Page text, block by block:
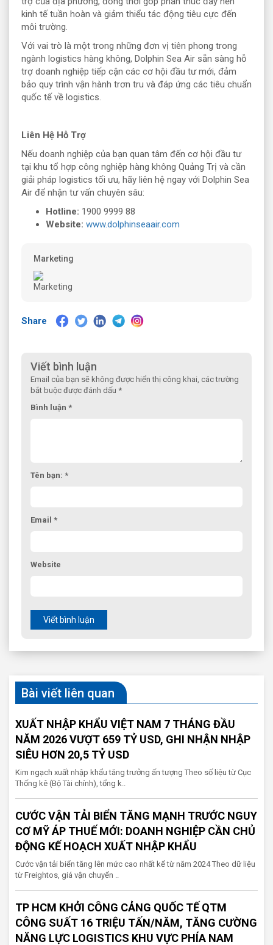
kinh tế tuần hoàn và giảm thiểu tác động tiêu cực đến
môi trường.
Với vai trò là một trong những đơn vị tiên phong trong
ngành logistics hàng không, Dolphin Sea Air sẵn sàng hỗ
trợ doanh nghiệp tiếp cận các cơ hội đầu tư mới, đảm
bảo quy trình vận hành trơn tru và đáp ứng các tiêu chuẩn
quốc tế về logistics.
Liên Hệ Hỗ Trợ
Nếu doanh nghiệp của bạn quan tâm đến cơ hội đầu tư
tại khu tổ hợp công nghiệp hàng không Quảng Trị và cần
giải pháp logistics tối ưu, hãy liên hệ ngay với Dolphin Sea
Air để nhận tư vấn chuyên sâu:
Hotline: 1900 9999 88
Website: www.dolphinseaair.com
Marketing
Share
Viết bình luận
Email của bạn sẽ không được hiển thị công khai, các trường
bắt buộc được đánh dấu *
Bình luận *
Tên bạn: *
Email *
Website
Viết bình luận
Bài viết liên quan
XUẤT NHẬP KHẨU VIỆT NAM 7 THÁNG ĐẦU
NĂM 2026 VƯỢT 659 TỶ USD, GHI NHẬN NHẬP
SIÊU HƠN 20,5 TỶ USD
Kim ngạch xuất nhập khẩu tăng trưởng ấn tượng Theo số liệu từ Cục
Thống kê (Bộ Tài chính), tổng k..
CƯỚC VẬN TẢI BIỂN TĂNG MẠNH TRƯỚC NGUY
CƠ MỸ ÁP THUẾ MỚI: DOANH NGHIỆP CẦN CHỦ
ĐỘNG KẾ HOẠCH XUẤT NHẬP KHẨU
Cước vận tải biển tăng lên mức cao nhất kể từ năm 2024 Theo dữ liệu
từ Freightos, giá vận chuyển ..
TP HCM KHỞI CÔNG CẢNG QUỐC TẾ QTM
CÔNG SUẤT 16 TRIỆU TẤN/NĂM, TĂNG CƯỜNG
NĂNG LỰC LOGISTICS KHU VỰC PHÍA NAM